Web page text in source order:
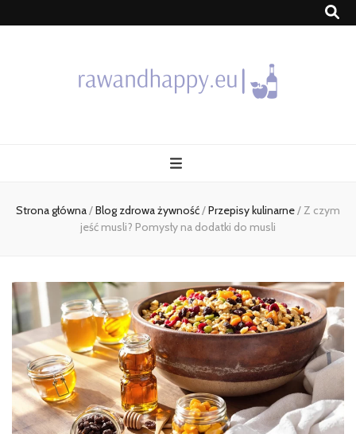
Strona główna/Blog zdrowa żywność/Przepisy kulinarne/Z czym
jeść musli? Pomysły na dodatki do musli